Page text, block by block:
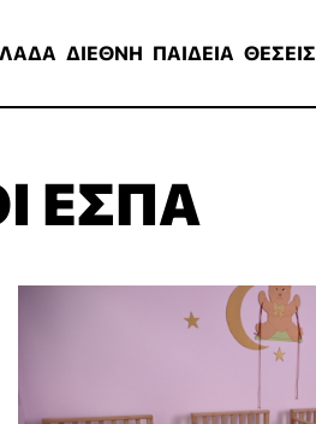
ΔΙΕΘΝΗ ΠΑΙΔΕΙΑ
ΕΣΠΑ